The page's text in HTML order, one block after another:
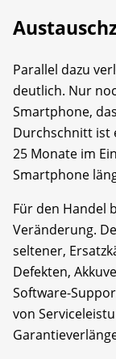
Parallel dazu
deutlich. Nur
Smartphone,
Durchschnitt ist
25 Monate im
Smartphone
Für den Handel
Veränderung.
seltener,
Defekten,
Software-
von